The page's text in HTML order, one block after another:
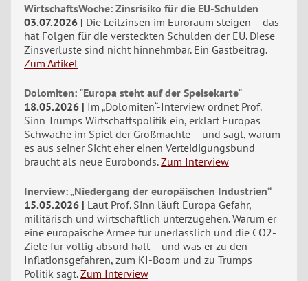
WirtschaftsWoche: Zinsrisiko für die EU-Schulden
03.07.2026
Die Leitzinsen im Euroraum steigen – das
hat Folgen für die versteckten Schulden der EU. Diese
Zinsverluste sind nicht hinnehmbar. Ein Gastbeitrag.
Zum Artikel
Dolomiten: "Europa steht auf der Speisekarte"
18.05.2026
Im „Dolomiten“-Interview ordnet Prof.
Sinn Trumps Wirtschaftspolitik ein, erklärt Europas
Schwäche im Spiel der Großmächte – und sagt, warum
es aus seiner Sicht eher einen Verteidigungsbund
braucht als neue Eurobonds. Zum Interview
Inerview: „Niedergang der europäischen Industrien“
15.05.2026
Laut Prof. Sinn läuft Europa Gefahr,
militärisch und wirtschaftlich unterzugehen. Warum er
eine europäische Armee für unerlässlich und die CO2-
Ziele für völlig absurd hält – und was er zu den
Inflationsgefahren, zum KI-Boom und zu Trumps
Politik sagt. Zum Interview